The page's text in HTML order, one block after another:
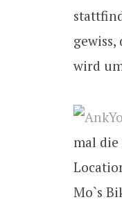
wird
mal die
Mo`s